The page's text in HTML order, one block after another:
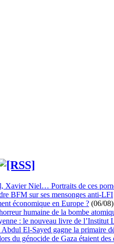
Xavier Niel… Portraits de ces
BFM sur ses mensonges anti-LFI
économique en Europe ? (06/08)
humaine de la bombe
: le nouveau livre de l’Institut
El-Sayed gagne la primaire
du génocide de Gaza étaient